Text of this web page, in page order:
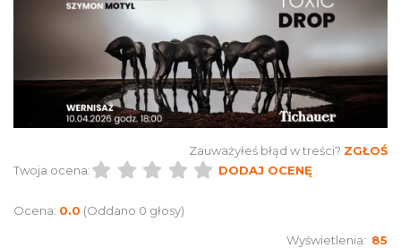
44. Rawa Blues Festival
Katowice
2026-10-03
13.63 km
Zauważyłeś błąd w treści? ZGŁOŚ
Twoja ocena:
DODAJ OCENĘ
Ocena: 0.0 (Oddano 0 głosy)
Wyświetlenia: 85